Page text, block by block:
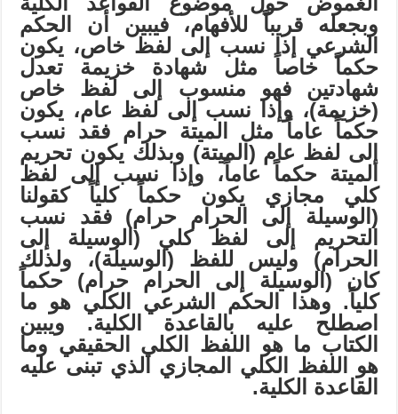
وبجعله قريباً للأفهام، فيبين أن الحكم
الشرعي إذا نسب إلى لفظ خاص، يكون
حكماً خاصاً مثل شهادة خزيمة تعدل
شهادتين فهو منسوب إلى لفظ خاص
(خزيمة)، وإذا نسب إلى لفظ عام، يكون
حكماً عاماً مثل الميتة حرام فقد نسب
إلى لفظ عام (الميتة) وبذلك يكون تحريم
الميتة حكماً عاماً، وإذا نسب إلى لفظ
كلي مجازي يكون حكماً كلياً كقولنا
(الوسيلة إلى الحرام حرام) فقد نسب
التحريم إلى لفظ كلي (الوسيلة إلى
الحرام) وليس للفظ (الوسيلة)، ولذلك
كان (الوسيلة إلى الحرام حرام) حكماً
كلياً. وهذا الحكم الشرعي الكلي هو ما
اصطلح عليه بالقاعدة الكلية. ويبين
الكتاب ما هو اللفظ الكلي الحقيقي وما
هو اللفظ الكلي المجازي الذي تبنى عليه
القاعدة الكلية.